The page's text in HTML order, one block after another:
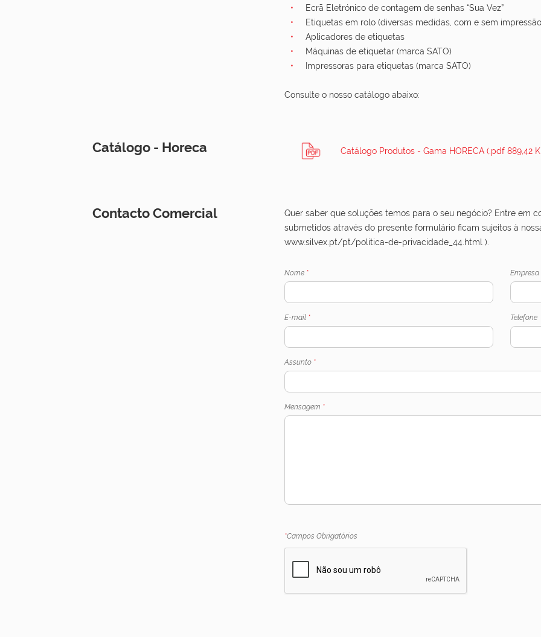
Ecrã Eletrónico de contagem de senhas “Sua Vez”
Etiquetas em rolo (diversas medidas, com e sem
Aplicadores de etiquetas
Máquinas de etiquetar (marca SATO)
Impressoras para etiquetas (marca SATO)
Consulte o nosso catálogo abaixo:
Catálogo - Horeca Catálogo Produtos - Gama HORECA (.pdf 889,42
Contacto Comercial
Quer saber que soluções temos para o seu negócio? Entre em
submetidos através do presente formulário ficam sujeitos à
www.silvex.pt/pt/politica-de-privacidade_44.html ).
Nome * Empresa
E-mail * Telefone
Assunto *
Mensagem *
*Campos Obrigatórios